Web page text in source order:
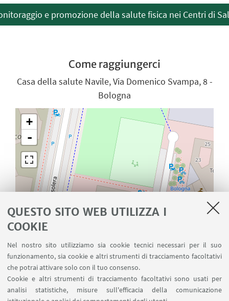
QUESTO SITO WEB UTILIZZA I
COOKIE
Nel nostro sito utilizziamo sia cookie tecnici necessari per il suo
funzionamento, sia cookie e altri strumenti di tracciamento facoltativi
che potrai attivare solo con il tuo consenso.
Cookie e altri strumenti di tracciamento facoltativi sono usati per
analisi statistiche, misure sull'efficacia della comunicazione
e promozione della salute fisica nei Centri di
Come raggiungerci
+
-
Casa della salute Navile, Via Domenico Svampa, 8 -
Bologna